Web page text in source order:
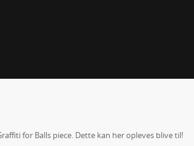
for Balls piece. Dette kan her opleves blive til!